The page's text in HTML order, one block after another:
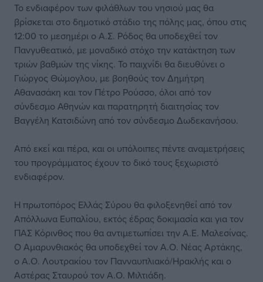
Το ενδιαφέρον των φιλάθλων του νησιού μας θα
βρίσκεται στο δημοτικό στάδιο της πόλης μας, όπου στις
12:00 το μεσημέρι ο Α.Σ. Ρόδος θα υποδεχθεί τον
Πανγυθεατικό, με μοναδικό στόχο την κατάκτηση των
τριών βαθμών της νίκης. Το παιχνίδι θα διευθύνει ο
Γιώργος Θώμογλου, με βοηθούς τον Δημήτρη
Αθανασάκη και τον Πέτρο Ρούσσο, όλοι από τον
σύνδεσμο Αθηνών και παρατηρητή διαιτησίας τον
Βαγγέλη Κατσιδώνη από τον σύνδεσμο Δωδεκανήσου.
Από εκεί και πέρα, και οι υπόλοιπες πέντε αναμετρήσεις
του προγράμματος έχουν το δικό τους ξεχωριστό
ενδιαφέρον.
Η πρωτοπόρος Ελλάς Σύρου θα φιλοξενηθεί από τον
Απόλλωνα Ευπαλίου, εκτός έδρας δοκιμασία και για τον
ΠΑΣ Κόρινθος που θα αντιμετωπίσει την Α.Ε. Μαλεσίνας.
Ο Αμαρυνθιακός θα υποδεχθεί τον Α.Ο. Νέας Αρτάκης,
ο Α.Ο. Λουτρακίου τον Πανναυπλιακό/Ηρακλής και ο
Αστέρας Σταυρού τον Α.Ο. Μιλτιάδη.